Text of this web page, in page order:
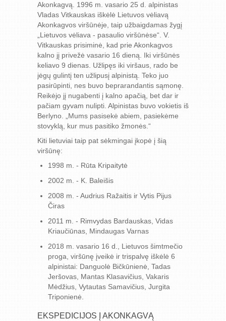
Akonkagvą. 1996 m. vasario 25 d. alpinistas
Vladas Vitkauskas iškėlė Lietuvos vėliavą
Akonkagvos viršūnėje, taip užbaigdamas žygį
„Lietuvos vėliava - pasaulio viršūnėse“. V.
Vitkauskas prisiminė, kad prie Akonkagvos
kalno jį privežė vasario 16 dieną. Iki viršūnės
keliavo 9 dienas. Užlipęs iki viršaus, rado be
jėgų gulintį ten užlipusį alpinistą. Teko juo
pasirūpinti, nes buvo beprarandantis sąmonę.
Reikėjo jį nugabenti į kalno apačią, bet dar ir
pačiam gyvam nulipti. Alpinistas buvo vokietis iš
Berlyno. „Mums pasisekė abiem, pasiekėme
stovyklą, kur mus pasitiko žmonės.“
Kiti lietuviai taip pat sėkmingai įkopė į šią
viršūnę:
1998 m. - Rūta Kripaitytė
2002 m. - K. Baleišis
2008 m. - Audrius Ražaitis ir Vytis Pijus
Čiras
2011 m. - Rimvydas Bardauskas, Vidas
Kriaučiūnas, Mindaugas Varnas
2018 m. vasario 16 d., Lietuvos šimtmečio
proga, viršūnę įveikė ir trispalvę iškėlė 6
alpinistai: Danguolė Bičkūnienė, Tadas
Jeršovas, Mantas Klasavičius, Vakaris
Mėdžius, Vytautas Samavičius, Jurgita
Triponienė.
EKSPEDICIJOS Į AKONKAGVĄ